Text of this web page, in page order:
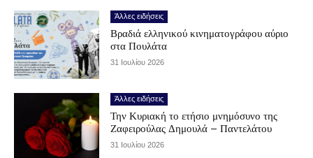
Άλλες ειδήσεις
Βραδιά ελληνικού κινηματογράφου αύριο
στα Πουλάτα
31 Ιουλίου 2026
Άλλες ειδήσεις
Την Κυριακή το ετήσιο μνημόσυνο της
Ζαφειρούλας Δημουλά – Παντελάτου
31 Ιουλίου 2026